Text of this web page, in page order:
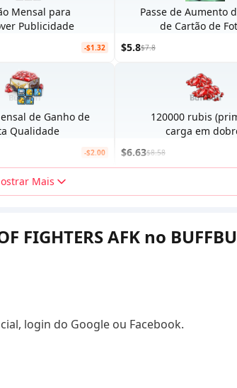
Mensal para
Publicidade
-$1.32
Passe de Aumento
de Cartão de
$5.8$7.8
de Ganho de
Qualidade
-$2.00
120000 rubis
carga em
$6.63$8.58
Mais
FIGHTERS AFK no
login do Google ou Facebook.